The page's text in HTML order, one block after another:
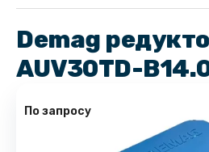
Demag
AUV30TD-
По запросу